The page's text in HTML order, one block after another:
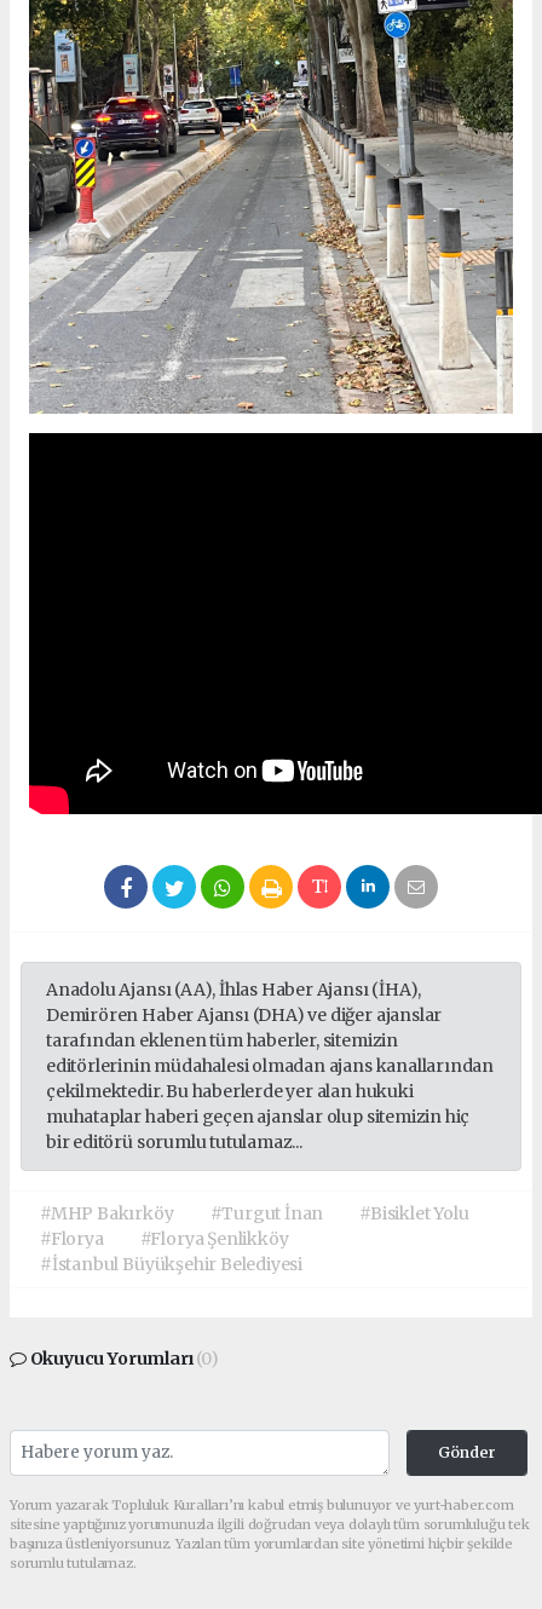
Anadolu Ajansı (AA), İhlas Haber Ajansı (İHA),
Demirören Haber Ajansı (DHA) ve diğer ajanslar
tarafından eklenen tüm haberler, sitemizin
editörlerinin müdahalesi olmadan ajans kanallarından
çekilmektedir. Bu haberlerde yer alan hukuki
muhataplar haberi geçen ajanslar olup sitemizin hiç
bir editörü sorumlu tutulamaz...
#MHP Bakırköy #Turgut İnan
#Bisiklet Yolu
#Florya
#Florya Şenlikköy
#İstanbul Büyükşehir Belediyesi
Okuyucu Yorumları(0)
Gönder
Yorum yazarak Topluluk Kuralları’nı kabul etmiş bulunuyor ve yurt-haber.com
sitesine yaptığınız yorumunuzla ilgili doğrudan veya dolaylı tüm sorumluluğu tek
başınıza üstleniyorsunuz. Yazılan tüm yorumlardan site yönetimi hiçbir şekilde
sorumlu tutulamaz.